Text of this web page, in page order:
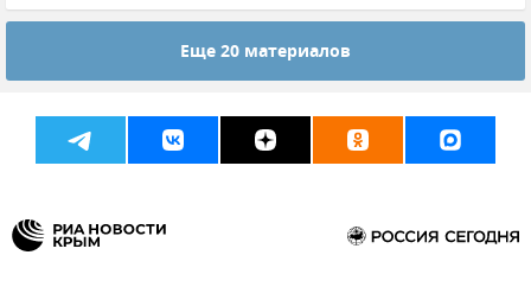
Электроэнергия Электросети Электричество
Сакский район Крым
Еще 20 материалов